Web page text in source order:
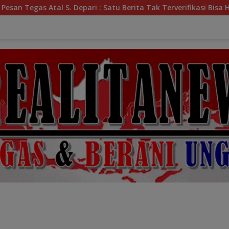
: Satu Berita Tak Terverifikasi Bisa Hancurkan Nama Baik